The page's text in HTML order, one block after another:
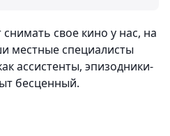
свое кино у нас, на
местные специалисты
ассистенты, эпизодники-
бесценный.